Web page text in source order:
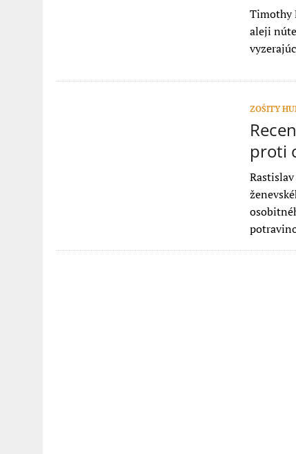
Timothy
aleji
ZOŠITY
proti